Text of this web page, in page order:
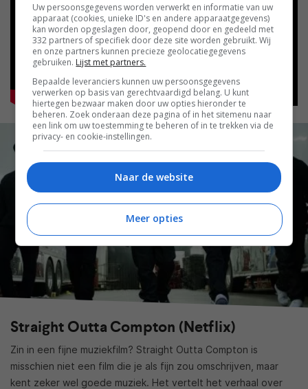
Straight Outta Compton (Netflix)
Zin in een fijne muziekfilm? Straight Outta Compton is
misschien niet een film die je als fijn zou omschrijven, maar
kent zeker wel goede muziek. Het vertelt het verhaal over
Uw persoonsgegevens worden verwerkt en informatie van uw
apparaat (cookies, unieke ID's en andere apparaatgegevens)
kan worden opgeslagen door, geopend door en gedeeld met
332 partners of specifiek door deze site worden gebruikt. Wij
en onze partners kunnen precieze geolocatiegegevens
gebruiken. Lijst met partners.
Bepaalde leveranciers kunnen uw persoonsgegevens
verwerken op basis van gerechtvaardigd belang. U kunt
hiertegen bezwaar maken door uw opties hieronder te
beheren. Zoek onderaan deze pagina of in het sitemenu naar
een link om uw toestemming te beheren of in te trekken via de
privacy- en cookie-instellingen.
Naar de website
Meer opties